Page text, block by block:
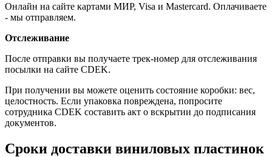
Онлайн на сайте картами МИР, Visa и Mastercard. Оплачиваете
- мы отправляем.
Отслеживание
После отправки вы получаете трек-номер для отслеживания
посылки на сайте CDEK.
При получении вы можете оценить состояние коробки: вес,
целостность. Если упаковка повреждена, попросите
сотрудника CDEK составить акт о вскрытии до подписания
документов.
Сроки доставки виниловых пластинок